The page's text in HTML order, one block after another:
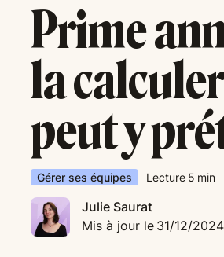
Prime
la
peut y
Gérer ses équipes Lecture 5 min
Julie Saurat
Mis à jour le 31/12/2024